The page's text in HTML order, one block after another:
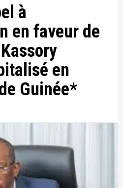
à
en faveur de
en
Guinée*